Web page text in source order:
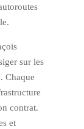
sur les
Chaque
contrat.
et